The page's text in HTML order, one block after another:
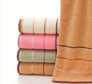
•打 辦： 繡花可打辦。